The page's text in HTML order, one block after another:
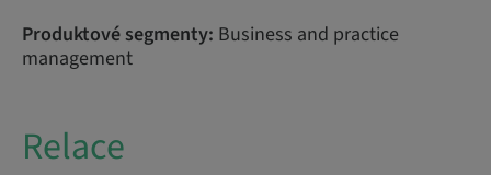
Produktové segmenty: Business and practice
management
Relace